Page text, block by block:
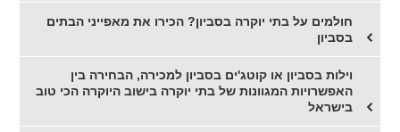
חולמים על בתי יוקרה בסביון? הכירו את מאפייני הבתים
בסביון
וילות בסביון או קוטג'ים בסביון למכירה, הבחירה בין
האפשרויות המגוונות של בתי יוקרה בישוב היוקרה הכי טוב
בישראל